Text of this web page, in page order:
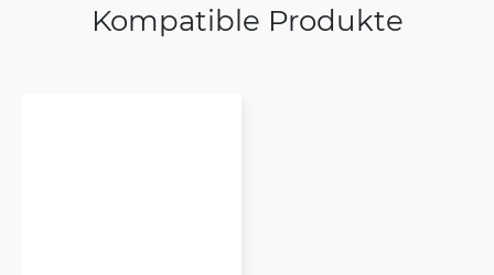
Kompatible Produkte